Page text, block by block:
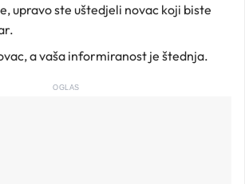
upravo ste uštedjeli novac koji biste
a vaša informiranost je štednja.
OGLAS